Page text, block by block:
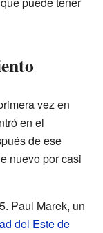
vez en
en el
de ese
nuevo por casi
Paul Marek, un
del Este de